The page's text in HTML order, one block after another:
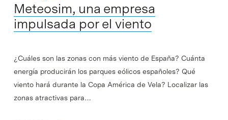
Meteosim, una empresa
impulsada por el viento
¿Cuáles son las zonas con más viento de España? Cuánta
energía producirán los parques eólicos españoles? Qué
viento hará durante la Copa América de Vela? Localizar las
zonas atractivas para…